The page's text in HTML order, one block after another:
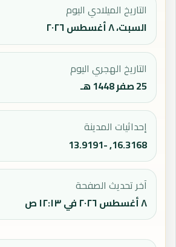
التاريخ الميلادي اليوم
السبت، ٨ أغسطس ٢٠٢٦
التاريخ الهجري اليوم
25 صفر 1448 هـ
إحداثيات المدينة
16.3168, -13.9191
آخر تحديث الصفحة
٨ أغسطس ٢٠٢٦ في ١٢:١٣ ص